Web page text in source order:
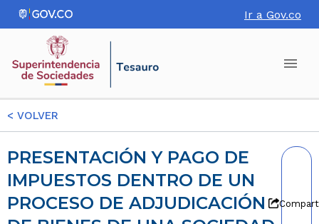
Ir a Gov.co
< VOLVER
PRESENTACIÓN Y PAGO DE
IMPUESTOS DENTRO DE UN
PROCESO DE ADJUDICACIÓN